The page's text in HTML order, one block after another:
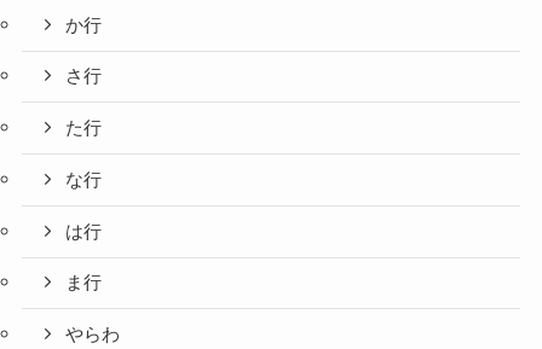
か行
さ行
た行
な行
は行
ま行
やらわ